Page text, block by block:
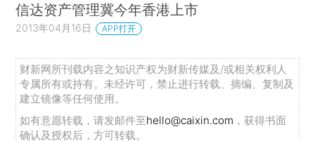
信达资产管理冀今年香港上市
2013年04月16日 APP打开
财新网所刊载内容之知识产权为财新传媒及/或相关权利人
专属所有或持有。未经许可，禁止进行转载、摘编、复制及
建立镜像等任何使用。
如有意愿转载，请发邮件至hello@caixin.com ，获得书面
确认及授权后，方可转载。